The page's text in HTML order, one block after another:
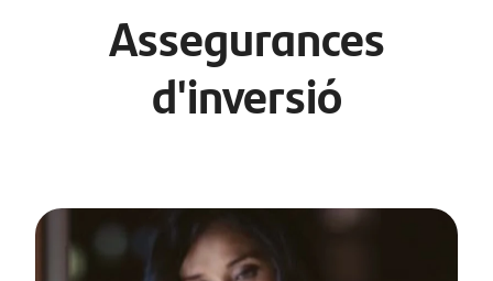
Assegurances
d'inversió